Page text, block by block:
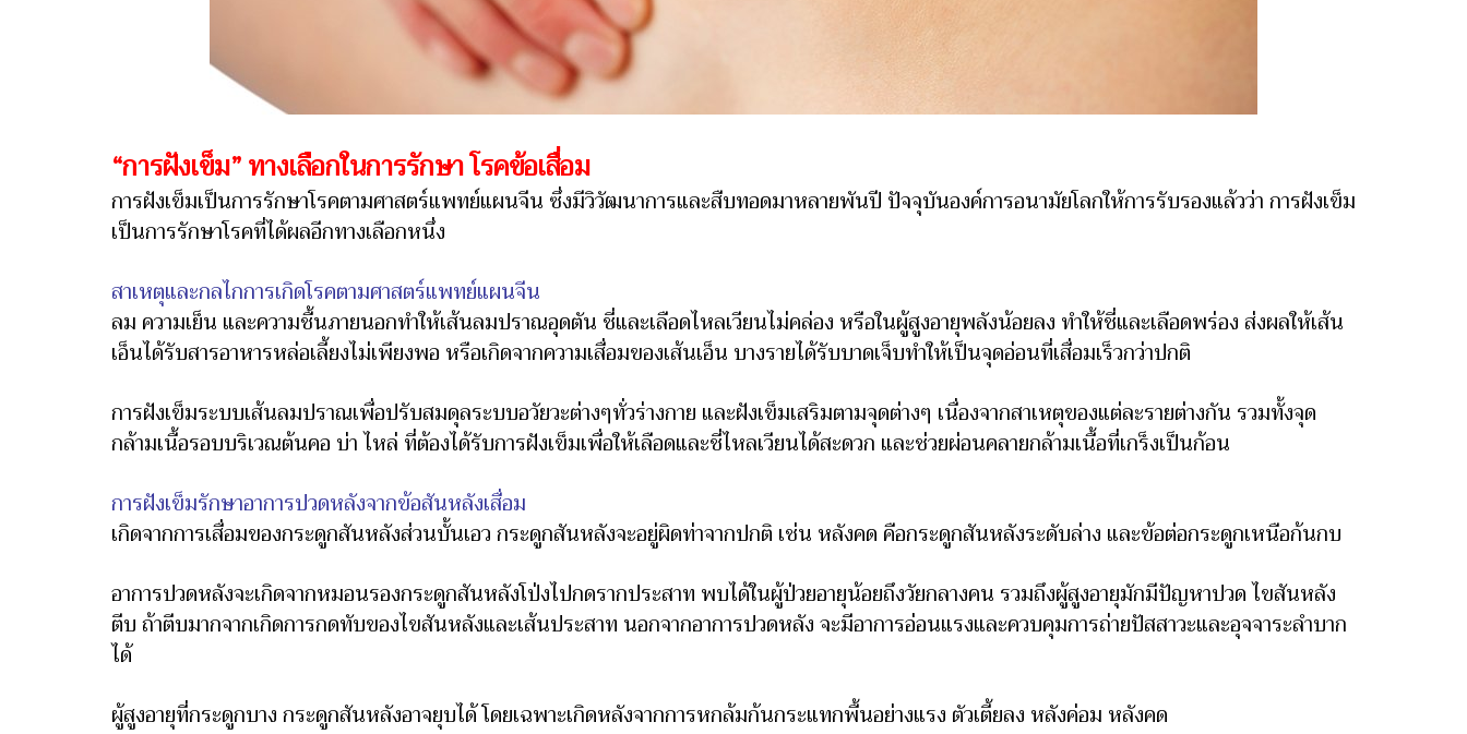
“การฝังเข็ม” ทางเลือกในการรักษา โรคข้อเสื่อม
การฝังเข็มเป็นการรักษาโรคตามศาสตร์แพทย์แผนจีน ซึ่งมีวิวัฒนาการและสืบทอดมาหลายพันปี ปัจจุบันองค์การอนามัยโลกให้การรับรองแล้วว่า การฝังเข็ม
เป็นการรักษาโรคที่ได้ผลอีกทางเลือกหนึ่ง
สาเหตุและกลไกการเกิดโรคตามศาสตร์แพทย์แผนจีน
ลม ความเย็น และความชื้นภายนอกทำให้เส้นลมปราณอุดตัน ชี่และเลือดไหลเวียนไม่คล่อง หรือในผู้สูงอายุพลังน้อยลง ทำให้ชี่และเลือดพร่อง ส่งผลให้เส้น
เอ็นได้รับสารอาหารหล่อเลี้ยงไม่เพียงพอ หรือเกิดจากความเสื่อมของเส้นเอ็น บางรายได้รับบาดเจ็บทำให้เป็นจุดอ่อนที่เสื่อมเร็วกว่าปกติ
การฝังเข็มระบบเส้นลมปราณเพื่อปรับสมดุลระบบอวัยวะต่างๆทั่วร่างกาย และฝังเข็มเสริมตามจุดต่างๆ เนื่องจากสาเหตุของแต่ละรายต่างกัน รวมทั้งจุด
กล้ามเนื้อรอบบริเวณต้นคอ บ่า ไหล่ ที่ต้องได้รับการฝังเข็มเพื่อให้เลือดและชี่ไหลเวียนได้สะดวก และช่วยผ่อนคลายกล้ามเนื้อที่เกร็งเป็นก้อน
การฝังเข็มรักษาอาการปวดหลังจากข้อสันหลังเสื่อม
เกิดจากการเสื่อมของกระดูกสันหลังส่วนบั้นเอว กระดูกสันหลังจะอยู่ผิดท่าจากปกติ เช่น หลังคด คือกระดูกสันหลังระดับล่าง และข้อต่อกระดูกเหนือก้นกบ
อาการปวดหลังจะเกิดจากหมอนรองกระดูกสันหลังโป่งไปกดรากประสาท พบได้ในผู้ป่วยอายุน้อยถึงวัยกลางคน รวมถึงผู้สูงอายุมักมีปัญหาปวด ไขสันหลัง
ตีบ ถ้าตีบมากจากเกิดการกดทับของไขสันหลังและเส้นประสาท นอกจากอาการปวดหลัง จะมีอาการอ่อนแรงและควบคุมการถ่ายปัสสาวะและอุจจาระลำบาก
ได้
ผู้สูงอายุที่กระดูกบาง กระดูกสันหลังอาจยุบได้ โดยเฉพาะเกิดหลังจากการหกล้มก้นกระแทกพื้นอย่างแรง ตัวเตี้ยลง หลังค่อม หลังคด